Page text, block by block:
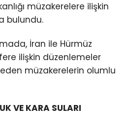
müzakerelere ilişkin
bulundu.
İran ile Hürmüz
ilişkin düzenlemeler
müzakerelerin olumlu
VE KARA SULARI